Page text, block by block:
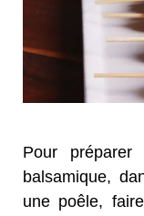
Pour
balsamique,
une poêle,